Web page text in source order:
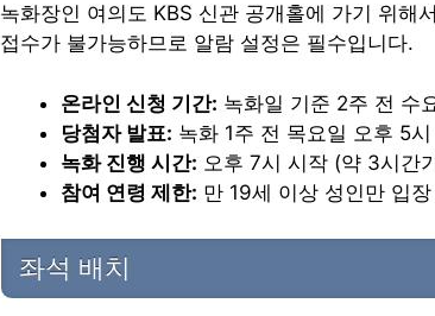
녹화장인 여의도 KBS 신관 공개홀에 가기 위해
접수가 불가능하므로 알람 설정은 필수입니다.
온라인 신청 기간: 녹화일 기준 2주 전 수
당첨자 발표: 녹화 1주 전 목요일 오후 5
녹화 진행 시간: 오후 7시 시작 (약 3시간
참여 연령 제한: 만 19세 이상 성인만 입
좌석 배치